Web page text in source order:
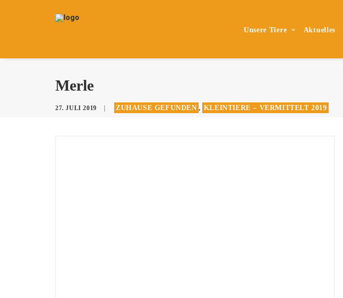
Unsere Tiere Aktuelles
Merle
27. JULI 2019 ZUHAUSE GEFUNDEN , KLEINTIERE – VERMITTELT 2019